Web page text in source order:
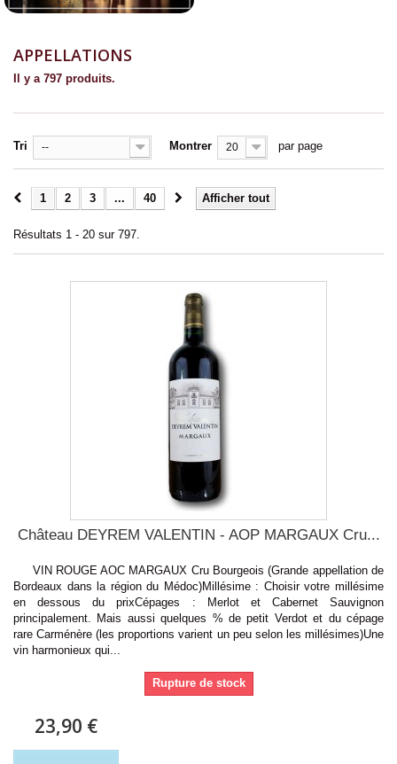
APPELLATIONS
Il y a 797 produits.
Tri -- Montrer 20 par page
Afficher tout
1 2 3 ... 40
Résultats 1 - 20 sur 797.
Château DEYREM VALENTIN - AOP MARGAUX Cru...
VIN ROUGE AOC MARGAUX Cru Bourgeois (Grande appellation de
Bordeaux dans la région du Médoc)Millésime : Choisir votre millésime
en dessous du prixCépages : Merlot et Cabernet Sauvignon
principalement. Mais aussi quelques % de petit Verdot et du cépage
rare Carménère (les proportions varient un peu selon les millésimes)Une
vin harmonieux qui...
Rupture de stock
23,90 €